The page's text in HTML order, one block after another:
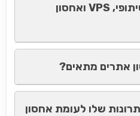
מה ההבדל בין אחסון שיתופי, VPS ואחסון
אתרים מתאים?
שלו לעומת אחסון